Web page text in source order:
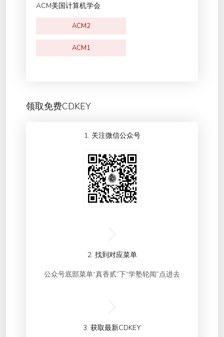
ACM美国计算机学会
ACM2
ACM1
领取免费CDKEY
1. 关注微信公众号
2. 找到对应菜单
公众号底部菜单“真香贰”下“学塾轮闻”点进去
3. 获取最新CDKEY